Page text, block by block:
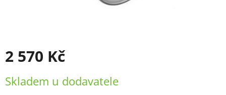
2 570 Kč
cena:
Skladem u dodavatele